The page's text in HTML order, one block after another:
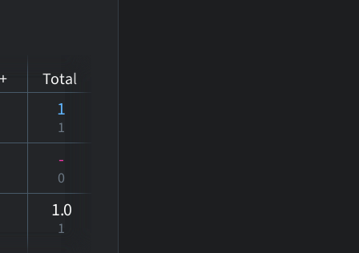
Total
1
1
-
0
1.0
1